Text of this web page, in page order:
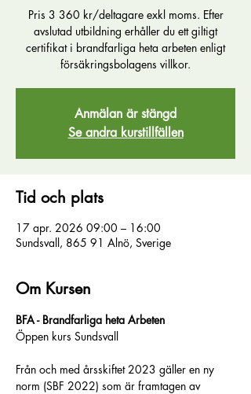
Pris 3 360 kr/deltagare exkl moms. Efter
avslutad utbildning erhåller du ett giltigt
certifikat i brandfarliga heta arbeten enligt
försäkringsbolagens villkor.
Anmälan är stängd
Se andra kurstillfällen
Tid och plats
17 apr. 2026 09:00 – 16:00
Sundsvall, 865 91 Alnö, Sverige
Om Kursen
BFA - Brandfarliga heta Arbeten
Öppen kurs Sundsvall
Från och med årsskiftet 2023 gäller en ny
norm (SBF 2022) som är framtagen av